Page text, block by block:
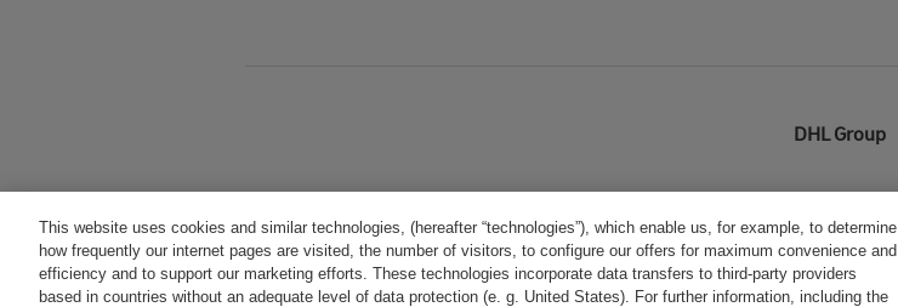
DHL Group
Regulamin Zasady korzystania
This website uses cookies and similar technologies, (hereafter “technologies”), which enable us, for example, to determine
how frequently our internet pages are visited, the number of visitors, to configure our offers for maximum convenience and
efficiency and to support our marketing efforts. These technologies incorporate data transfers to third-party providers
based in countries without an adequate level of data protection (e. g. United States). For further information, including the